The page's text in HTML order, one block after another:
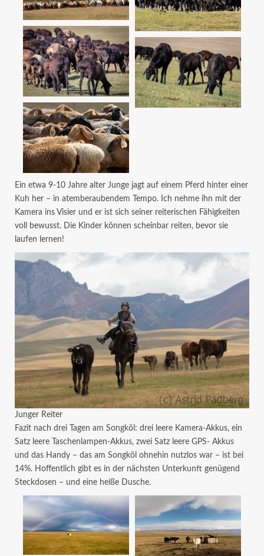
Ein etwa 9-10 Jahre alter Junge jagt auf einem Pferd hinter einer
Kuh her – in atemberaubendem Tempo. Ich nehme ihn mit der
Kamera ins Visier und er ist sich seiner reiterischen Fähigkeiten
voll bewusst. Die Kinder können scheinbar reiten, bevor sie
laufen lernen!
Junger Reiter
Fazit nach drei Tagen am Songköl: drei leere Kamera-Akkus, ein
Satz leere Taschenlampen-Akkus, zwei Satz leere GPS- Akkus
und das Handy – das am Songköl ohnehin nutzlos war – ist bei
14%. Hoffentlich gibt es in der nächsten Unterkunft genügend
Steckdosen – und eine heiße Dusche.